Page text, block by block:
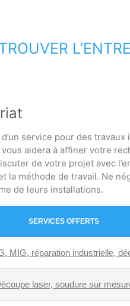
service pour des
aidera à affiner votre
de votre projet avec
méthode de travail. Ne
de leurs installations.
SERVICES OFFERTS
MIG, réparation industrielle,
laser, soudure sur